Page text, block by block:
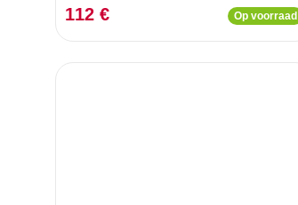
112 € Op voorraad